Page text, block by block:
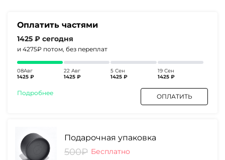
Оплатить частями
1425 ₽ сегодня
и 4275₽ потом, без переплат
08Авг
1425 ₽
22 Авг
1425 ₽
5 Сен
1425 ₽
19 Сен
1425 ₽
Подробнее ОПЛАТИТЬ
Подарочная упаковка
500₽ Бесплатно